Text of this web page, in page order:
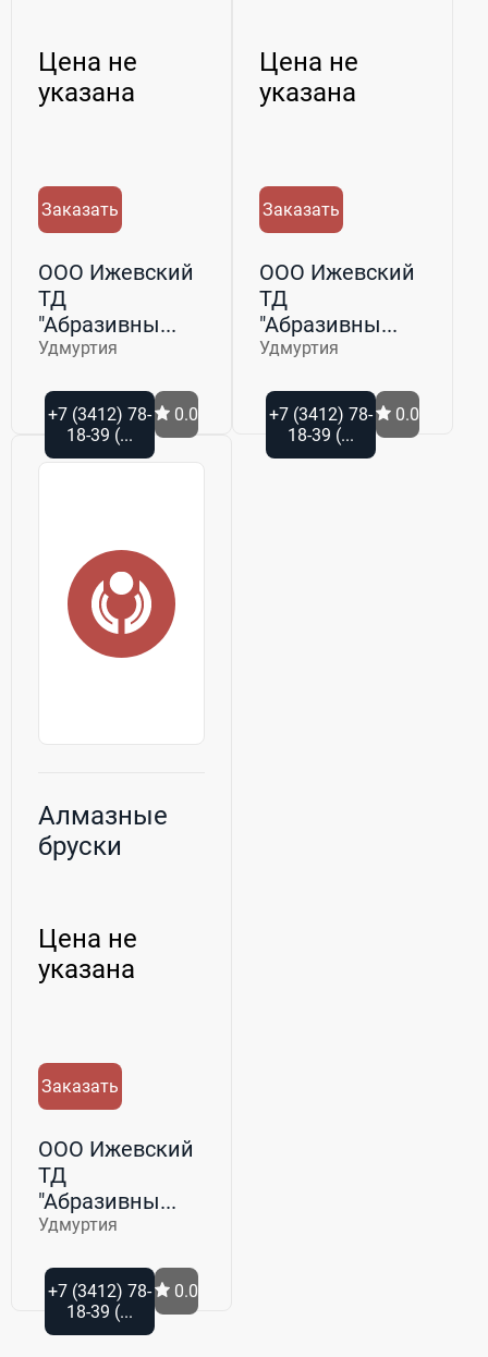
Цена не
указана
Заказать
ООО Ижевский
ТД
"Абразивны...
Удмуртия
+7 (3412) 78-
18-39 (...
0.0
Цена не
указана
Заказать
ООО Ижевский
ТД
"Абразивны...
Удмуртия
+7 (3412) 78-
18-39 (...
0.0
Алмазные
бруски
Цена не
указана
Заказать
ООО Ижевский
ТД
"Абразивны...
Удмуртия
+7 (3412) 78-
18-39 (...
0.0